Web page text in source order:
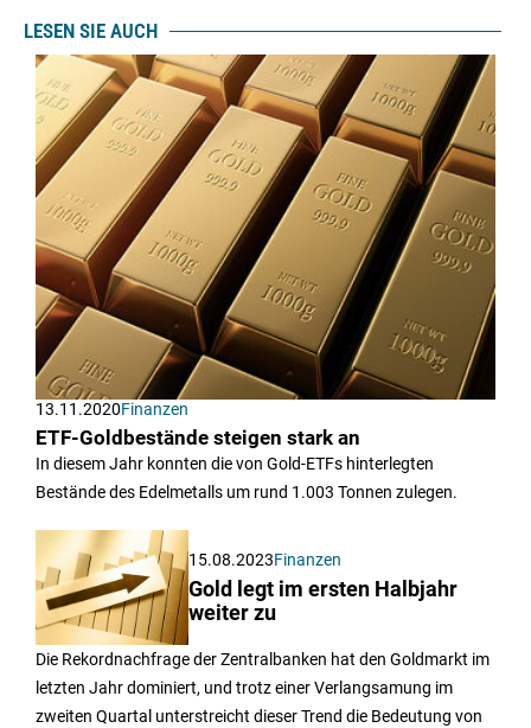
LESEN SIE AUCH
13.11.2020Finanzen
ETF-Goldbestände steigen stark an
In diesem Jahr konnten die von Gold-ETFs hinterlegten
Bestände des Edelmetalls um rund 1.003 Tonnen zulegen.
15.08.2023Finanzen
Gold legt im ersten Halbjahr
weiter zu
Die Rekordnachfrage der Zentralbanken hat den Goldmarkt im
letzten Jahr dominiert, und trotz einer Verlangsamung im
zweiten Quartal unterstreicht dieser Trend die Bedeutung von